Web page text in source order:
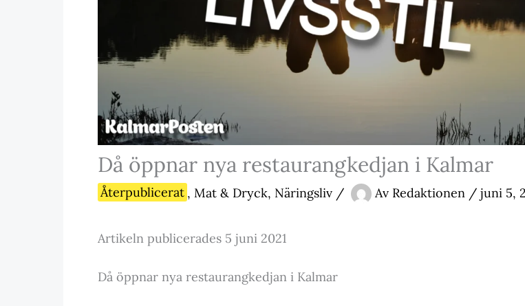
Då öppnar nya restaurangkedjan i Kalmar
Återpublicerat , Mat & Dryck, Näringsliv / Av Redaktionen / juni 5,
Artikeln publicerades 5 juni 2021
Då öppnar nya restaurangkedjan i Kalmar